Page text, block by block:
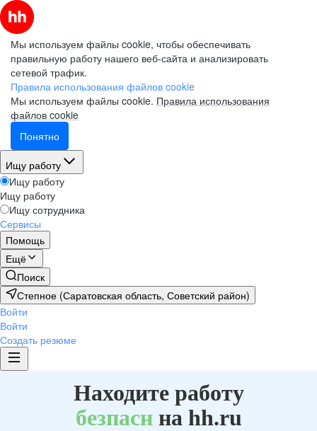
Мы используем файлы cookie, чтобы обеспечивать
правильную работу нашего веб-сайта и анализировать
сетевой трафик.
Правила использования файлов cookie
Мы используем файлы cookie. Правила использования
файлов cookie
Понятно
Ищу работу
Ищу работу
Ищу работу
Ищу сотрудника
Сервисы
Помощь
Ещё
Поиск
Степное (Саратовская область, Советский район)
Войти
Войти
Создать резюме
Находите работу
безпаснна hh.ru